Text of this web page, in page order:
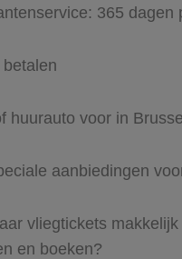
365 dagen
huurauto voor in
aanbiedingen
vliegtickets
en boeken?